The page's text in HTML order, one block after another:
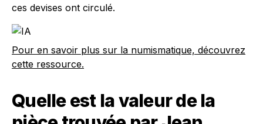
ces devises ont circulé.
Pour en savoir plus sur la numismatique, découvrez
cette ressource.
Quelle est la valeur de la